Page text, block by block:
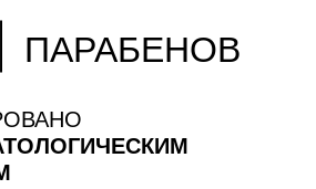
ПАРАБЕНОВ